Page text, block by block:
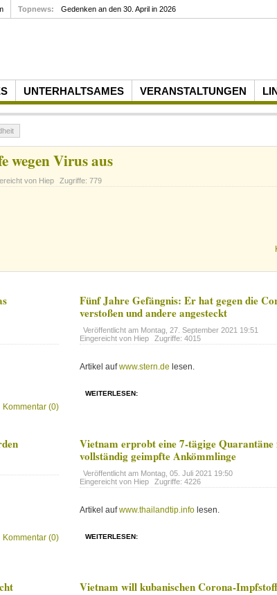
UNTERHALTSAMES VERANSTALTUNGEN
Topnews: Gedenken an den 30. April in 2026
wegen Virus aus
von Hiep Zugriffe: 779
Kommentar (0)
Fünf Jahre Gefängnis: Er hat gegen die
verstoßen und andere angesteckt
Veröffentlicht am Montag, 27. September 2021 19:51
Eingereicht von Hiep
Zugriffe: 4015
Artikel aufwww.stern.de lesen.
WEITERLESEN:
Kommentar (0)
Vietnam erprobt eine 7-tägige
vollständig geimpfte Ankömmlinge
Veröffentlicht am Montag, 05. Juli 2021 19:50
Eingereicht von Hiep
Zugriffe: 4226
Artikel aufwww.thailandtip.info lesen.
WEITERLESEN:
Vietnam will kubanischen Corona-